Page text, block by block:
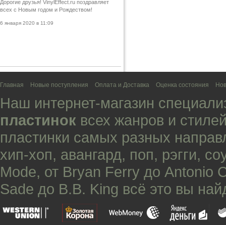
Дорогие друзья! VinylEffect.ru поздравляет
всех с Новым годом и Рождеством!
6 января 2020 в 11:09
Главная Новые поступления Оплата и Доставка Оценка состояния
Наш интернет-магазин
пластинок всех жанров и
пластинки самых разных
хип-хоп, авангард, поп, рэгги,
Mode, от Bryan Ferry до Antonio
Sade до B.B. King всё это вы